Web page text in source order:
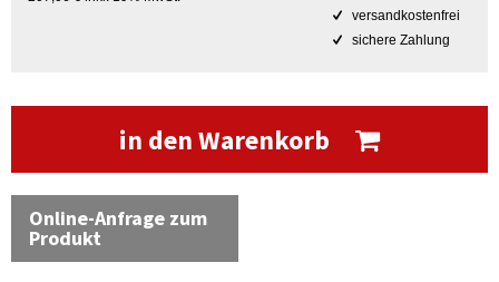
versandkostenfrei
sichere Zahlung
in den Warenkorb
Online-Anfrage zum
Produkt